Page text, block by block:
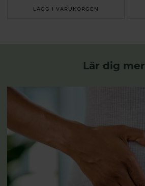
LÄGG I VARUKORGEN
Lär dig mer